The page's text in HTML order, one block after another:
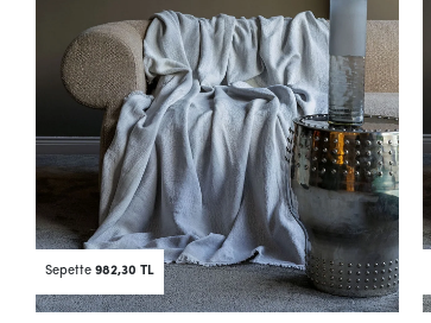
Sepette982,30 TL